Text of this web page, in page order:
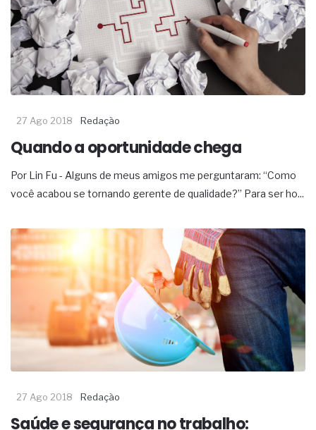
27 Ago 2018 Redação
Quando a oportunidade chega
Por Lin Fu - Alguns de meus amigos me perguntaram: “Como
você acabou se tornando gerente de qualidade?” Para ser ho...
27 Ago 2018 Redação
Saúde e segurança no trabalho: